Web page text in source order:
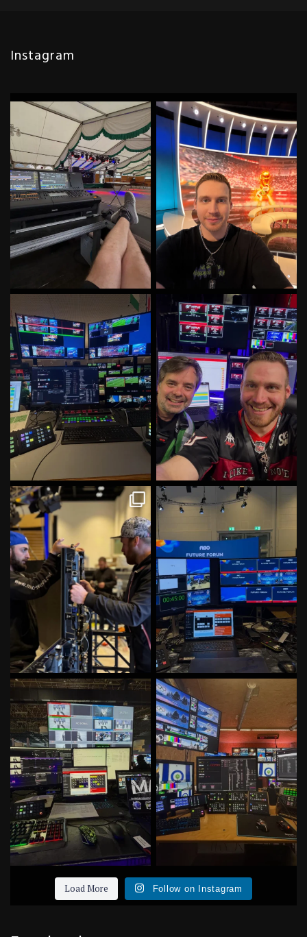
Instagram
Irgendwas mit Licht und so…
Abwechslung muss sein! ...
85 3
Und weiter geht’s! Tag 9 von 31
im Wm Studio
...
107 6
und Technik
57 0
It’s GT Time! With the best Crew
in Italy! ✌
#gt...
63 0
Damit keiner sagen kann wir
würden nur rumsitzen
78 2
Fibo Tag 8/13 lets go! #fibo
#videooperator
51
Irgendwas mit Medien, Models,
Haaren und...
46 0
Irgendwas mit Wintersport und
Technik. Erster
57 0
Load More Follow on Instagram